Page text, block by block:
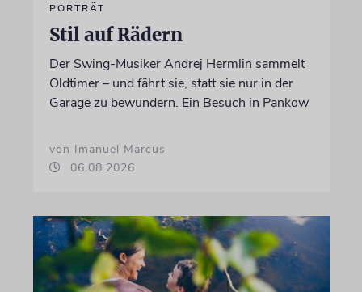
PORTRÄT
Stil auf Rädern
Der Swing-Musiker Andrej Hermlin sammelt
Oldtimer – und fährt sie, statt sie nur in der
Garage zu bewundern. Ein Besuch in Pankow
von Imanuel Marcus
06.08.2026